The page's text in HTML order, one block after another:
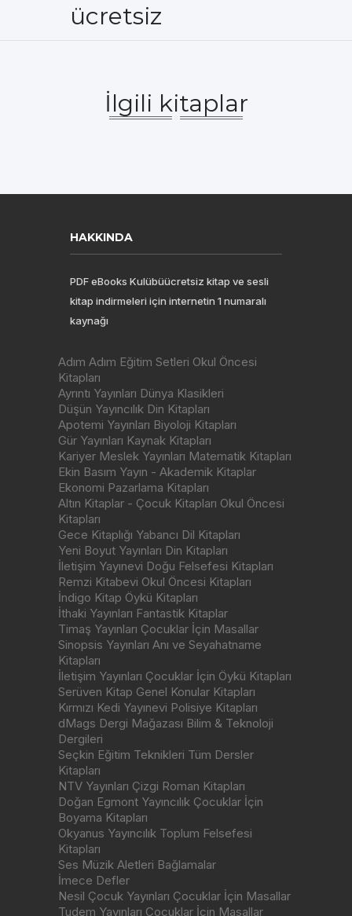
ücretsiz
İlgili kitaplar
HAKKINDA
PDF eBooks Kulübüücretsiz kitap ve sesli
kitap indirmeleri için internetin 1 numaralı
kaynağı
Adım Adım Eğitim Setleri Okul Öncesi
Kitapları
Ayrıntı Yayınları Dünya Klasikleri
Düşün Yayıncılık Din Kitapları
Apotemi Yayınları Biyoloji Kitapları
Gür Yayınları Kaynak Kitapları
Kariyer Meslek Yayınları Matematik Kitapları
Ekin Basım Yayın - Akademik Kitaplar
Ekonomi Pazarlama Kitapları
Altın Kitaplar - Çocuk Kitapları Okul Öncesi
Kitapları
Gece Kitaplığı Yabancı Dil Kitapları
Yeni Boyut Yayınları Din Kitapları
İletişim Yayınevi Doğu Felsefesi Kitapları
Remzi Kitabevi Okul Öncesi Kitapları
İndigo Kitap Öykü Kitapları
İthaki Yayınları Fantastik Kitaplar
Timaş Yayınları Çocuklar İçin Masallar
Sinopsis Yayınları Anı ve Seyahatname
Kitapları
İletişim Yayınları Çocuklar İçin Öykü Kitapları
Serüven Kitap Genel Konular Kitapları
Kırmızı Kedi Yayınevi Polisiye Kitapları
dMags Dergi Mağazası Bilim & Teknoloji
Dergileri
Seçkin Eğitim Teknikleri Tüm Dersler
Kitapları
NTV Yayınları Çizgi Roman Kitapları
Doğan Egmont Yayıncılık Çocuklar İçin
Boyama Kitapları
Okyanus Yayıncılık Toplum Felsefesi
Kitapları
Ses Müzik Aletleri Bağlamalar
İmece Defler
Nesil Çocuk Yayınları Çocuklar İçin Masallar
Tudem Yayınları Çocuklar İçin Masallar